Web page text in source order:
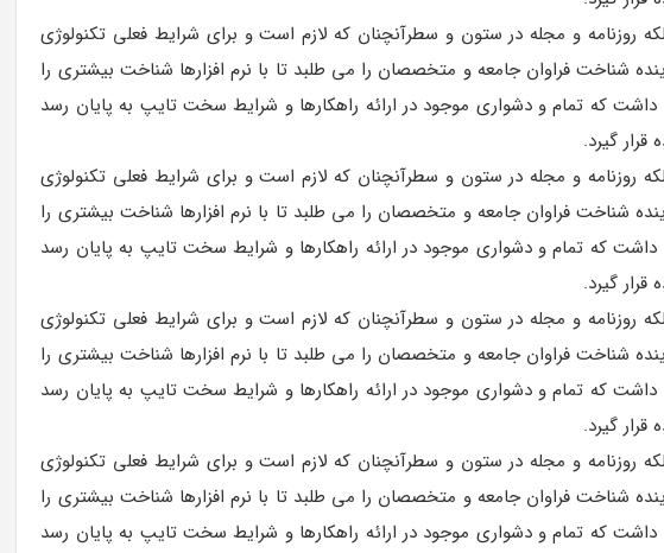
روزنامه و مجله در ستون و سطرآنچنان که لازم است و برای شرایط فعلی تکنولوژی
شناخت فراوان جامعه و متخصصان را می طلبد تا با نرم افزارها شناخت بیشتری را
که تمام و دشواری موجود در ارائه راهکارها و شرایط سخت تایپ به پایان رسد
گیرد.
روزنامه و مجله در ستون و سطرآنچنان که لازم است و برای شرایط فعلی تکنولوژی
شناخت فراوان جامعه و متخصصان را می طلبد تا با نرم افزارها شناخت بیشتری را
که تمام و دشواری موجود در ارائه راهکارها و شرایط سخت تایپ به پایان رسد
گیرد.
روزنامه و مجله در ستون و سطرآنچنان که لازم است و برای شرایط فعلی تکنولوژی
شناخت فراوان جامعه و متخصصان را می طلبد تا با نرم افزارها شناخت بیشتری را
که تمام و دشواری موجود در ارائه راهکارها و شرایط سخت تایپ به پایان رسد
گیرد.
روزنامه و مجله در ستون و سطرآنچنان که لازم است و برای شرایط فعلی تکنولوژی
شناخت فراوان جامعه و متخصصان را می طلبد تا با نرم افزارها شناخت بیشتری را
که تمام و دشواری موجود در ارائه راهکارها و شرایط سخت تایپ به پایان رسد